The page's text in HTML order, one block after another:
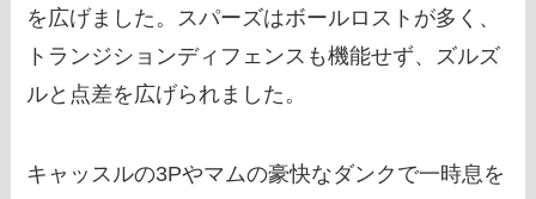
を広げました。スパーズはボールロストが多く、
トランジションディフェンスも機能せず、ズルズ
ルと点差を広げられました。
キャッスルの3Pやマムの豪快なダンクで一時息を